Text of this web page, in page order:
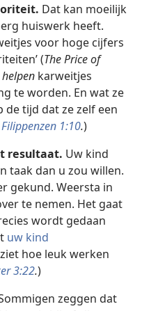
Dat kan moeilijk
huiswerk heeft.
voor hoge cijfers
(The Price of
helpen karweitjes
te worden. En wat ze
de tijd dat ze zelf een
Filippenzen 1:10.)
resultaat. Uw kind
taak dan u zou willen.
gekund. Weersta in
te nemen. Het gaat
wordt gedaan
uw kind
hoe leuk werken
3:22.)
zeggen dat